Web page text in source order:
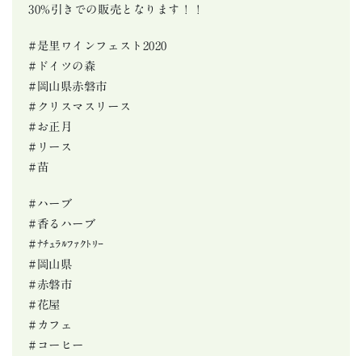
30%引きでの販売となります！！
#是里ワインフェスト2020
#ドイツの森
#岡山県赤磐市
#クリスマスリース
#お正月
#リース
#苗
#ハーブ
#香るハーブ
#ﾅﾁｭﾗﾙﾌｧｸﾄﾘｰ
#岡山県
#赤磐市
#花屋
#カフェ
#コーヒー